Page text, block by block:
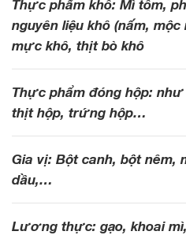
Thực phẩm khô: Mì tôm,
nguyên liệu khô (nấm,
mực khô, thịt bò khô
Thực phẩm đóng hộp:
thịt hộp, trứng hộp…
Gia vị: Bột canh, bột nêm,
dầu,…
Lương thực: gạo, khoai